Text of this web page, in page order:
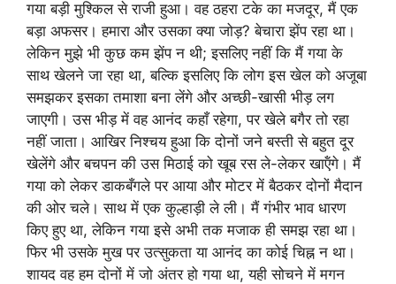
गया बड़ी मुश्किल से राजी हुआ। वह ठहरा टके का मजदूर, मैं एक
बड़ा अफसर। हमारा और उसका क्या जोड़? बेचारा झेंप रहा था।
लेकिन मुझे भी कुछ कम झेंप न थी; इसलिए नहीं कि मैं गया के
साथ खेलने जा रहा था, बल्कि इसलिए कि लोग इस खेल को अजूबा
समझकर इसका तमाशा बना लेंगे और अच्छी-खासी भीड़ लग
जाएगी। उस भीड़ में वह आनंद कहाँ रहेगा, पर खेले बगैर तो रहा
नहीं जाता। आखिर निश्चय हुआ कि दोनों जने बस्ती से बहुत दूर
खेलेंगे और बचपन की उस मिठाई को खूब रस ले-लेकर खाऍंगे। मैं
गया को लेकर डाकबँगले पर आया और मोटर में बैठकर दोनों मैदान
की ओर चले। साथ में एक कुल्हाड़ी ले ली। मैं गंभीर भाव धारण
किए हुए था, लेकिन गया इसे अभी तक मजाक ही समझ रहा था।
फिर भी उसके मुख पर उत्सुकता या आनंद का कोई चिह्न न था।
शायद वह हम दोनों में जो अंतर हो गया था, यही सोचने में मगन